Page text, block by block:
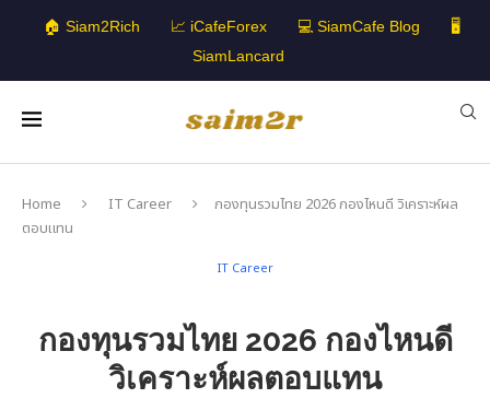
🏠 Siam2Rich 📈 iCafeForex 💻 SiamCafe Blog
🖥️
SiamLancard
Home IT Career
กองทุนรวมไทย 2026 กองไหนดี วิเคราะห์ผล
ตอบแทน
IT Career
กองทุนรวมไทย 2026 กองไหนดี
วิเคราะห์ผลตอบแทน